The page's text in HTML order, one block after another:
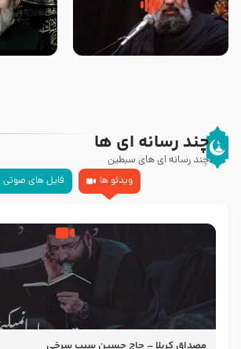
سلام جوانی که امام حسین علیه
السلام خودش جوابش را دادند
زیارتی که
طولانی
چند رسانه ای ها
چند رسانه ای های سبطین
ویدئو ها
فایل های صوتی
مصداق کربلا – حاج حسین سیب سرخی